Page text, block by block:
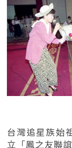
台灣追星族始
立「鳳之友聯誼